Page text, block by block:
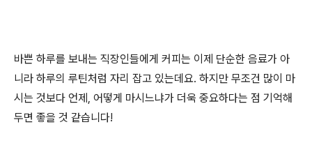
바쁜 하루를 보내는 직장인들에게 커피는 이제 단순한 음료가 아
니라 하루의 루틴처럼 자리 잡고 있는데요. 하지만 무조건 많이 마
시는 것보다 언제, 어떻게 마시느냐가 더욱 중요하다는 점 기억해
두면 좋을 것 같습니다!